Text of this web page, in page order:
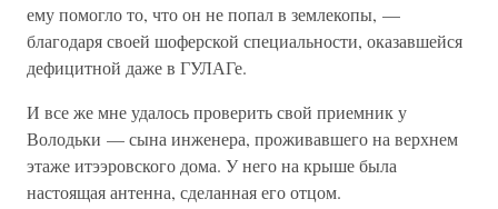
ему помогло то, что он не попал в землекопы, —
благодаря своей шоферской специальности, оказавшейся
дефицитной даже в ГУЛАГе.
И все же мне удалось проверить свой приемник у
Володьки — сына инженера, проживавшего на верхнем
этаже итээровского дома. У него на крыше была
настоящая антенна, сделанная его отцом.